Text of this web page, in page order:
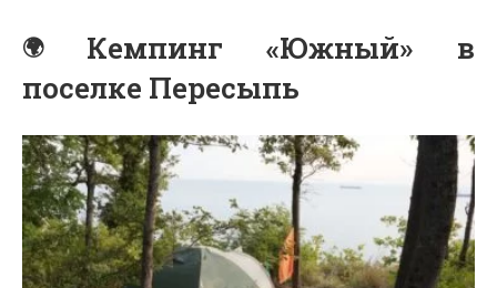
Кемпинг «Южный» в
поселке Пересыпь